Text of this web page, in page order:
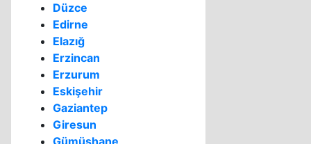
Düzce
Edirne
Elazığ
Erzincan
Erzurum
Eskişehir
Gaziantep
Giresun
Gümüşhane